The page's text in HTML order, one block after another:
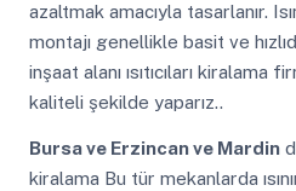
azaltmak amacıyla tasarlanır.
montajı genellikle basit ve
inşaat alanı ısıtıcıları kiralama
kaliteli şekilde yaparız..
Bursa ve Erzincan ve Mardin
kiralama Bu tür mekanlarda